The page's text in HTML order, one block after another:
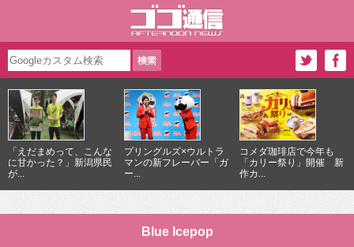
「えだまめって、こんな
に甘かった？」新潟県民
が...
プリングルズ×ウルトラ
マンの新フレーバー「ガ
ー...
コメダ珈琲店で今年も
「カリー祭り」開催 新
作カ...
Blue Icepop